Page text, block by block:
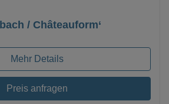
/ Châteauform‘
Mehr Details
Preis anfragen